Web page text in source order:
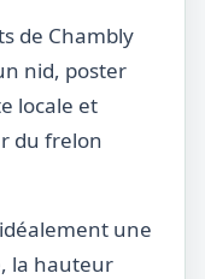
de Chambly
nid, poster
locale et
du frelon
une
la hauteur